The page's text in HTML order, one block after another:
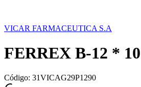
VICAR FARMACEUTICA S.A
FERREX B-12 *
Código: 31VICAG29P1290